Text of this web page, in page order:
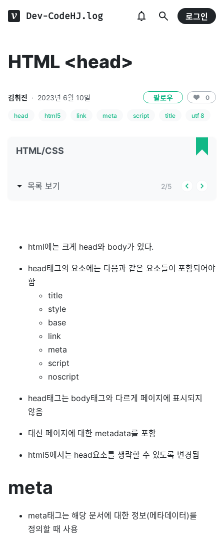
Dev-CodeHJ.log 로그인
HTML <head>
김휘진 · 2023년 6월 10일 팔로우 0
head html5 link meta script title utf 8
HTML/CSS
목록 보기 2/5
html에는 크게 head와 body가 있다.
head태그의 요소에는 다음과 같은 요소들이 포함되어야
함
title
style
base
link
meta
script
noscript
head태그는 body태그와 다르게 페이지에 표시되지
않음
대신 페이지에 대한 metadata를 포함
html5에서는 head요소를 생략할 수 있도록 변경됨
meta
meta태그는 해당 문서에 대한 정보(메타데이터)를
정의할 때 사용